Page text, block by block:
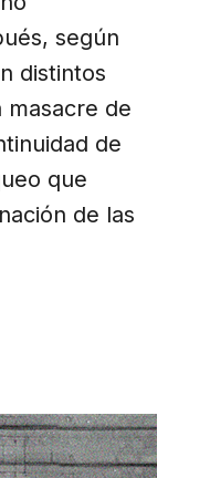
según
distintos
masacre de
de
que
de las